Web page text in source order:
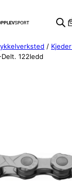
/
Delt. 122ledd